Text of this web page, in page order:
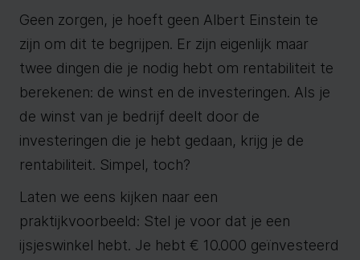
Geen zorgen, je hoeft geen Albert Einstein te
zijn om dit te begrijpen. Er zijn eigenlijk maar
twee dingen die je nodig hebt om rentabiliteit te
berekenen: de winst en de investeringen. Als je
de winst van je bedrijf deelt door de
investeringen die je hebt gedaan, krijg je de
rentabiliteit. Simpel, toch?
Laten we eens kijken naar een
praktijkvoorbeeld: Stel je voor dat je een
ijsjeswinkel hebt. Je hebt € 10.000 geïnvesteerd